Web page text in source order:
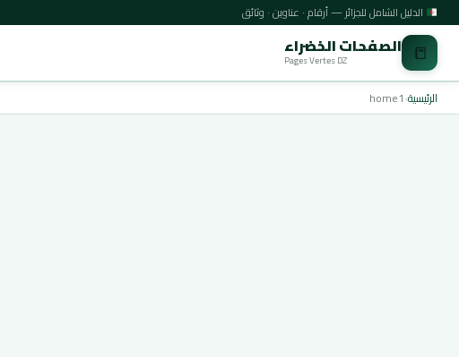
الدليل الشامل للجزائر — أرقام · عناوين · وثائق
📒 الصفحات الخضراء
Pages Vertes DZ
الرئيسية›
home1